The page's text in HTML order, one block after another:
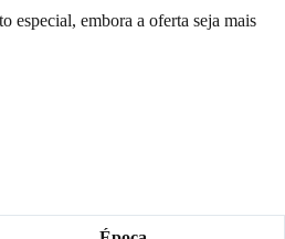
especial, embora a oferta seja mais